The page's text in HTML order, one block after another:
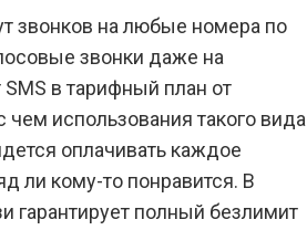
звонков на любые номера по
звонки даже на
в тарифный план от
чем использования такого вида
оплачивать каждое
ли кому-то понравится. В
гарантирует полный безлимит